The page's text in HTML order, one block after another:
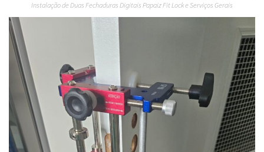
Instalação de Duas Fechaduras Digitais Papaiz Fit Lock e Serviços Gerais